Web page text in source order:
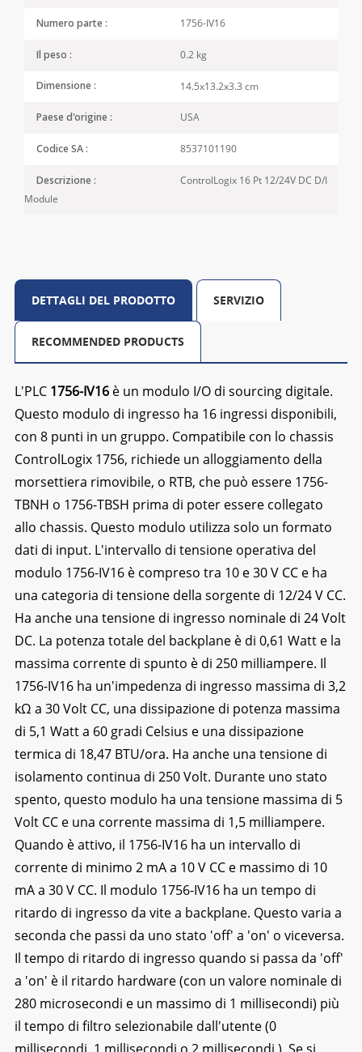
Numero parte : 1756-IV16
Il peso : 0.2 kg
Dimensione : 14.5x13.2x3.3 cm
Paese d'origine : USA
Codice SA : 8537101190
Descrizione :
ControlLogix 16 Pt 12/24V DC D/I
Module
DETTAGLI DEL PRODOTTO SERVIZIO
RECOMMENDED PRODUCTS
L'PLC 1756-IV16è un modulo I/O di sourcing digitale.
Questo modulo di ingresso ha 16 ingressi disponibili,
con 8 punti in un gruppo. Compatibile con lo chassis
ControlLogix 1756, richiede un alloggiamento della
morsettiera rimovibile, o RTB, che può essere 1756-
TBNH o 1756-TBSH prima di poter essere collegato
allo chassis. Questo modulo utilizza solo un formato
dati di input. L'intervallo di tensione operativa del
modulo 1756-IV16 è compreso tra 10 e 30 V CC e ha
una categoria di tensione della sorgente di 12/24 V CC.
Ha anche una tensione di ingresso nominale di 24 Volt
DC. La potenza totale del backplane è di 0,61 Watt e la
massima corrente di spunto è di 250 milliampere. Il
1756-IV16 ha un'impedenza di ingresso massima di 3,2
kΩ a 30 Volt CC, una dissipazione di potenza massima
di 5,1 Watt a 60 gradi Celsius e una dissipazione
termica di 18,47 BTU/ora. Ha anche una tensione di
isolamento continua di 250 Volt. Durante uno stato
spento, questo modulo ha una tensione massima di 5
Volt CC e una corrente massima di 1,5 milliampere.
Quando è attivo, il 1756-IV16 ha un intervallo di
corrente di minimo 2 mA a 10 V CC e massimo di 10
mA a 30 V CC. Il modulo 1756-IV16 ha un tempo di
ritardo di ingresso da vite a backplane. Questo varia a
seconda che passi da uno stato 'off' a 'on' o viceversa.
Il tempo di ritardo di ingresso quando si passa da 'off'
a 'on' è il ritardo hardware (con un valore nominale di
280 microsecondi e un massimo di 1 millisecondi) più
il tempo di filtro selezionabile dall'utente (0
millisecondi, 1 millisecondi o 2 millisecondi ). Se si